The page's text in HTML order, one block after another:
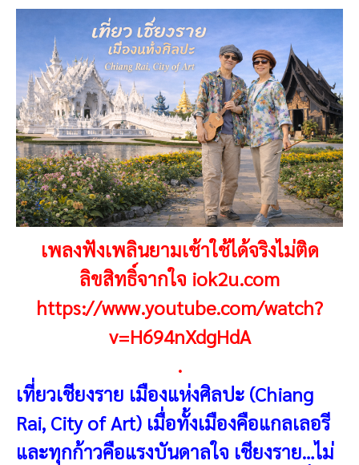
เพลงฟังเพลินยามเช้าใช้ได้จริงไม่ติด
ลิขสิทธิ์จากใจ iok2u.com
https://www.youtube.com/watch?
v=H694nXdgHdA
.
เที่ยวเชียงราย เมืองแห่งศิลปะ (Chiang
Rai, City of Art) เมื่อทั้งเมืองคือแกลเลอรี
และทุกก้าวคือแรงบันดาลใจ เชียงราย…ไม่